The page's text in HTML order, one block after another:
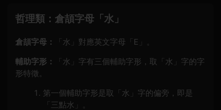
哲理類：倉頡字母「水」
倉頡字母：
「水」對應英文字母「E」。
輔助字形：
「水」字有三個輔助字形，取「水」字的字
形特徵。
第一個輔助字形是取「水」字的偏旁，即是
「三點水」。